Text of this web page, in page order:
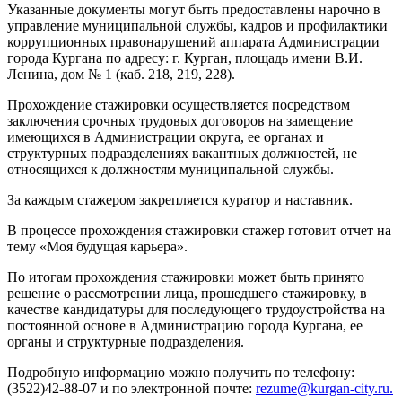
Указанные документы могут быть предоставлены нарочно в
управление муниципальной службы, кадров и профилактики
коррупционных правонарушений аппарата Администрации
города Кургана по адресу: г. Курган, площадь имени В.И.
Ленина, дом № 1 (каб. 218, 219, 228).
Прохождение стажировки осуществляется посредством
заключения срочных трудовых договоров на замещение
имеющихся в Администрации округа, ее органах и
структурных подразделениях вакантных должностей, не
относящихся к должностям муниципальной службы.
За каждым стажером закрепляется куратор и наставник.
В процессе прохождения стажировки стажер готовит отчет на
тему «Моя будущая карьера».
По итогам прохождения стажировки может быть принято
решение о рассмотрении лица, прошедшего стажировку, в
качестве кандидатуры для последующего трудоустройства на
постоянной основе в Администрацию города Кургана, ее
органы и структурные подразделения.
Подробную информацию можно получить по телефону:
(3522)42-88-07 и по электронной почте: rezume@kurgan-city.ru.